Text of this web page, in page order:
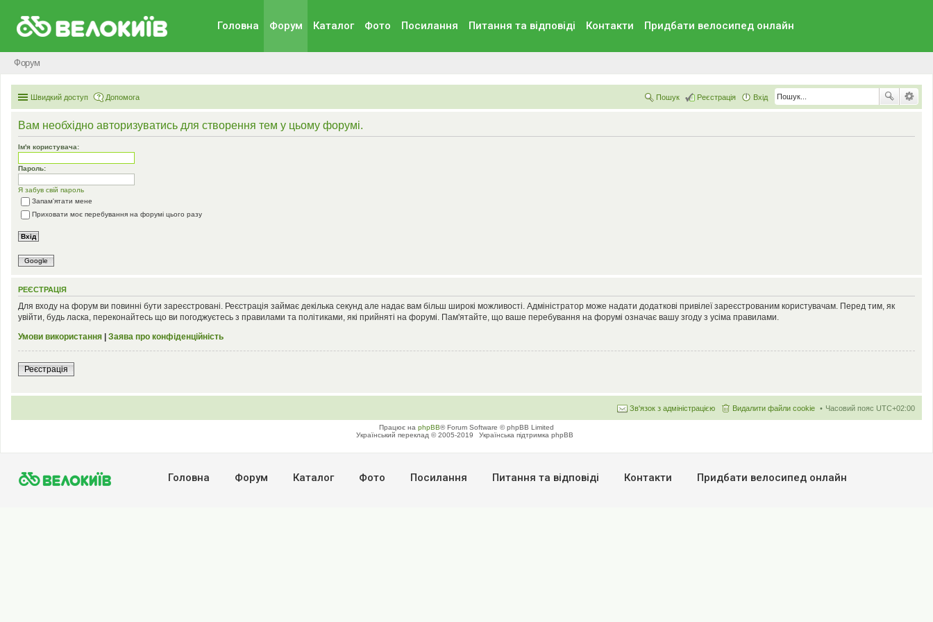
Головна Форум Каталог Фото Посилання Питання та вiдповiдi Контакти Придбати велосипед онлайн
Форум
Швидкий доступ Допомога Вхід
Реєстрація
Пошук
Вам необхідно авторизуватись для створення тем у цьому форумі.
Ім'я користувача:
Пароль:
Я забув свій пароль
Запам'ятати мене
Приховати моє перебування на форумі цього разу
Google
РЕЄСТРАЦІЯ
Для входу на форум ви повинні бути зареєстровані. Реєстрація займає декілька секунд але надає вам більш широкі можливості. Адміністратор може надати додаткові привілеї зареєстрованим користувачам. Перед тим, як
увійти, будь ласка, переконайтесь що ви погоджуєтесь з правилами та політиками, які прийняті на форумі. Пам'ятайте, що ваше перебування на форумі означає вашу згоду з усіма правилами.
Умови використання | Заява про конфіденційність
Реєстрація
Часовий пояс UTC+02:00
Видалити файли cookie
Зв'язок з адміністрацією
Працює на phpBB® Forum Software © phpBB Limited
Український переклад © 2005-2019
Українська підтримка phpBB
Головна Форум Каталог Фото Посилання Питання та вiдповiдi Контакти Придбати велосипед онлайн